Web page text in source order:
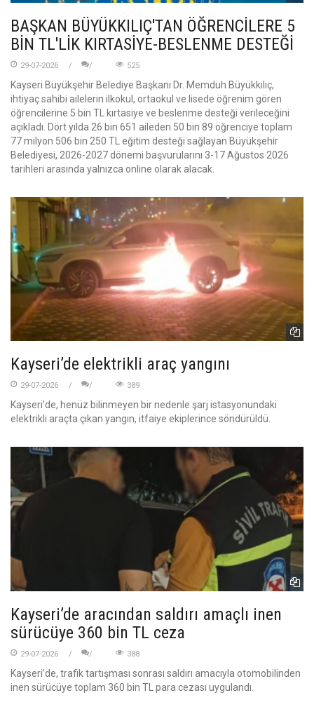
BAŞKAN BÜYÜKKILIÇ'TAN ÖĞRENCİLERE 5
BİN TL'LİK KIRTASİYE-BESLENME DESTEĞİ
29-07-2026 525
Kayseri Büyükşehir Belediye Başkanı Dr. Memduh Büyükkılıç,
ihtiyaç sahibi ailelerin ilkokul, ortaokul ve lisede öğrenim gören
öğrencilerine 5 bin TL kırtasiye ve beslenme desteği verileceğini
açıkladı. Dört yılda 26 bin 651 aileden 50 bin 89 öğrenciye toplam
77 milyon 506 bin 250 TL eğitim desteği sağlayan Büyükşehir
Belediyesi, 2026-2027 dönemi başvurularını 3-17 Ağustos 2026
tarihleri arasında yalnızca online olarak alacak.
Kayseri’de elektrikli araç yangını
29-07-2026 389
Kayseri’de, henüz bilinmeyen bir nedenle şarj istasyonundaki
elektrikli araçta çıkan yangın, itfaiye ekiplerince söndürüldü.
Kayseri’de aracından saldırı amaçlı inen
sürücüye 360 bin TL ceza
29-07-2026 388
Kayseri’de, trafik tartışması sonrası saldırı amacıyla otomobilinden
inen sürücüye toplam 360 bin TL para cezası uygulandı.